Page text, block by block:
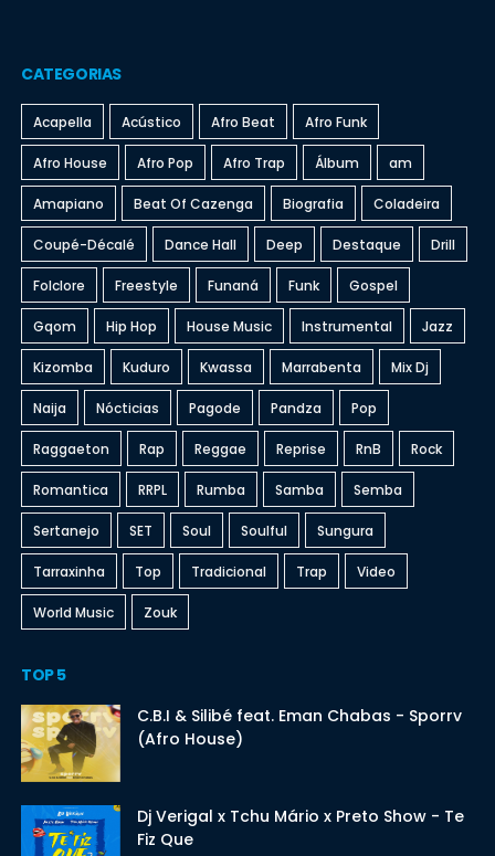
CATEGORIAS
Acapella Acústico Afro Beat Afro Funk
Afro House Afro Pop Afro Trap Álbum am
Amapiano Beat Of Cazenga Biografia Coladeira
Coupé-Décalé Dance Hall Deep Destaque Drill
Folclore Freestyle Funaná Funk Gospel
Gqom Hip Hop House Music Instrumental Jazz
Kizomba Kuduro Kwassa Marrabenta Mix Dj
Naija Nócticias Pagode Pandza Pop
Raggaeton Rap Reggae Reprise RnB Rock
Romantica RRPL Rumba Samba Semba
Sertanejo SET Soul Soulful Sungura
Tarraxinha Top Tradicional Trap Video
World Music Zouk
TOP 5
C.B.I & Silibé feat. Eman Chabas - Sporrv
(Afro House)
Dj Verigal x Tchu Mário x Preto Show - Te
Fiz Que